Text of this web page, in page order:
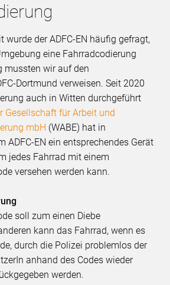
wurde der ADFC-EN häufig gefragt,
eine Fahrradcodierung
mussten wir auf den
Dortmund verweisen. Seit 2020
auch in Witten durchgeführt
Gesellschaft für Arbeit und
mbH (WABE) hat in
ADFC-EN ein entsprechendes Gerät
jedes Fahrrad mit einem
versehen werden kann.
soll zum einen Diebe
kann das Fahrrad, wenn es
durch die Polizei problemlos der
anhand des Codes wieder
werden.